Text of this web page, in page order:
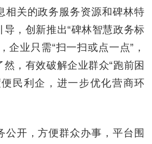
相关的政务服务资源和碑林特
导，创新推出“碑林智慧政务标
企业只需“扫一扫或点一点”，
然，有效破解企业群众“跑前困
民利企，进一步优化营商环
开，方便群众办事，平台围